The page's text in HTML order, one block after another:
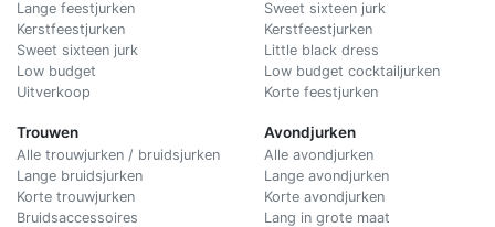
Lange feestjurken
Kerstfeestjurken
Sweet sixteen jurk
Low budget
Uitverkoop
Trouwen
Alle trouwjurken / bruidsjurken
Lange bruidsjurken
Korte trouwjurken
Bruidsaccessoires
Sweet sixteen jurk
Kerstfeestjurken
Little black dress
Low budget cocktailjurken
Korte feestjurken
Avondjurken
Alle avondjurken
Lange avondjurken
Korte avondjurken
Lang in grote maat